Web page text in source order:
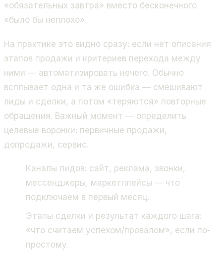
«обязательных завтра» вместо бесконечного
«было бы неплохо».
На практике это видно сразу: если нет описания
этапов продажи и критериев перехода между
ними — автоматизировать нечего. Обычно
всплывает одна и та же ошибка — смешивают
лиды и сделки, а потом «теряются» повторные
обращения. Важный момент — определить
целевые воронки: первичные продажи,
допродажи, сервис.
Каналы лидов: сайт, реклама, звонки,
мессенджеры, маркетплейсы — что
подключаем в первый месяц.
Этапы сделки и результат каждого шага:
«что считаем успехом/провалом», если по-
простому.